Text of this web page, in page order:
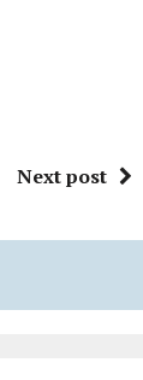
Next post